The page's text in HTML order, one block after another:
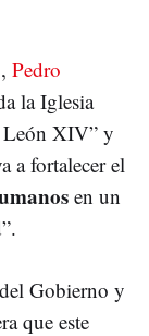
Pedro
la Iglesia
León XIV” y
a fortalecer el
en un
Gobierno y
que este